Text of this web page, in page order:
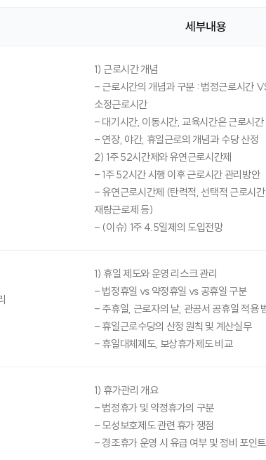
세부내용
1) 근로시간 개념
- 근로시간의 개념과 구분 : 법정근로시간
소정근로시간
- 대기시간, 이동시간, 교육시간은 근로시
- 연장, 야간, 휴일근로의 개념과 수당 산정
2) 1주 52시간제와 유연근로시간제
- 1주 52시간 시행 이후 근로시간 관리방안
- 유연근로시간제 (탄력적, 선택적 근로시
재량근로제 등)
- (이슈) 1주 4.5일제의 도입전망
1) 휴일 제도와 운영 리스크 관리
- 법정휴일 vs 약정휴일 vs 공휴일 구분
- 주휴일, 근로자의 날, 관공서 공휴일 적용
- 휴일근로수당의 산정 원칙 및 계산실무
- 휴일대체제도, 보상휴가제도 비교
1) 휴가관리 개요
- 법정휴가 및 약정휴가의 구분
- 모성보호제도 관련 휴가 쟁점
- 경조휴가 운영 시 유급 여부 및 정비 포인트